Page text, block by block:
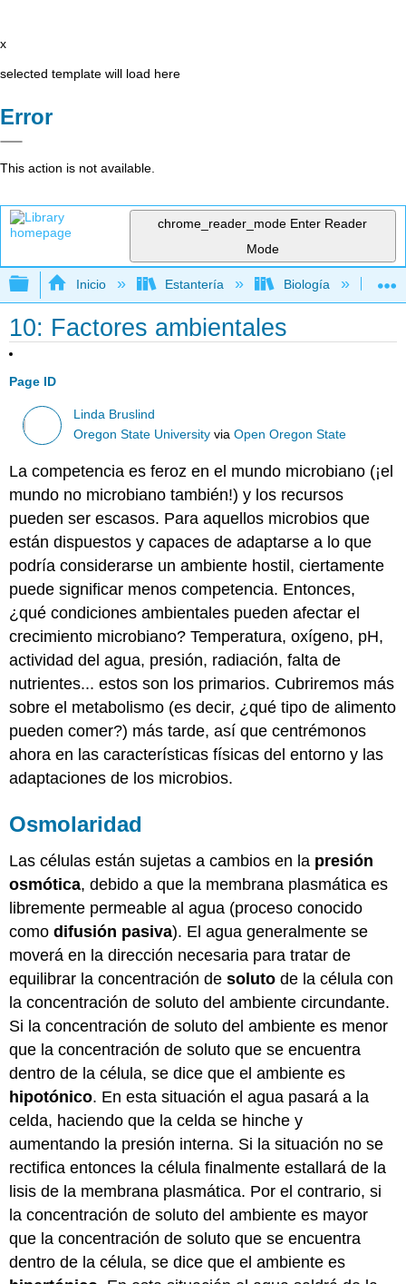
x
selected template will load here
Error
This action is not available.
chrome_reader_mode Enter Reader
Mode
Expandir/contraer jerarquía global
Inicio Estantería Biología
10: Factores ambientales
Page ID
Linda Bruslind
Oregon State University viaOpen Oregon State
La competencia es feroz en el mundo microbiano (¡el
mundo no microbiano también!) y los recursos
pueden ser escasos. Para aquellos microbios que
están dispuestos y capaces de adaptarse a lo que
podría considerarse un ambiente hostil, ciertamente
puede significar menos competencia. Entonces,
¿qué condiciones ambientales pueden afectar el
crecimiento microbiano? Temperatura, oxígeno, pH,
actividad del agua, presión, radiación, falta de
nutrientes... estos son los primarios. Cubriremos más
sobre el metabolismo (es decir, ¿qué tipo de alimento
pueden comer?) más tarde, así que centrémonos
ahora en las características físicas del entorno y las
adaptaciones de los microbios.
Osmolaridad
Las células están sujetas a cambios en la presión
osmótica, debido a que la membrana plasmática es
libremente permeable al agua (proceso conocido
comodifusión pasiva). El agua generalmente se
moverá en la dirección necesaria para tratar de
equilibrar la concentración desoluto de la célula con
la concentración de soluto del ambiente circundante.
Si la concentración de soluto del ambiente es menor
que la concentración de soluto que se encuentra
dentro de la célula, se dice que el ambiente es
hipotónico. En esta situación el agua pasará a la
celda, haciendo que la celda se hinche y
aumentando la presión interna. Si la situación no se
rectifica entonces la célula finalmente estallará de la
lisis de la membrana plasmática. Por el contrario, si
la concentración de soluto del ambiente es mayor
que la concentración de soluto que se encuentra
dentro de la célula, se dice que el ambiente es